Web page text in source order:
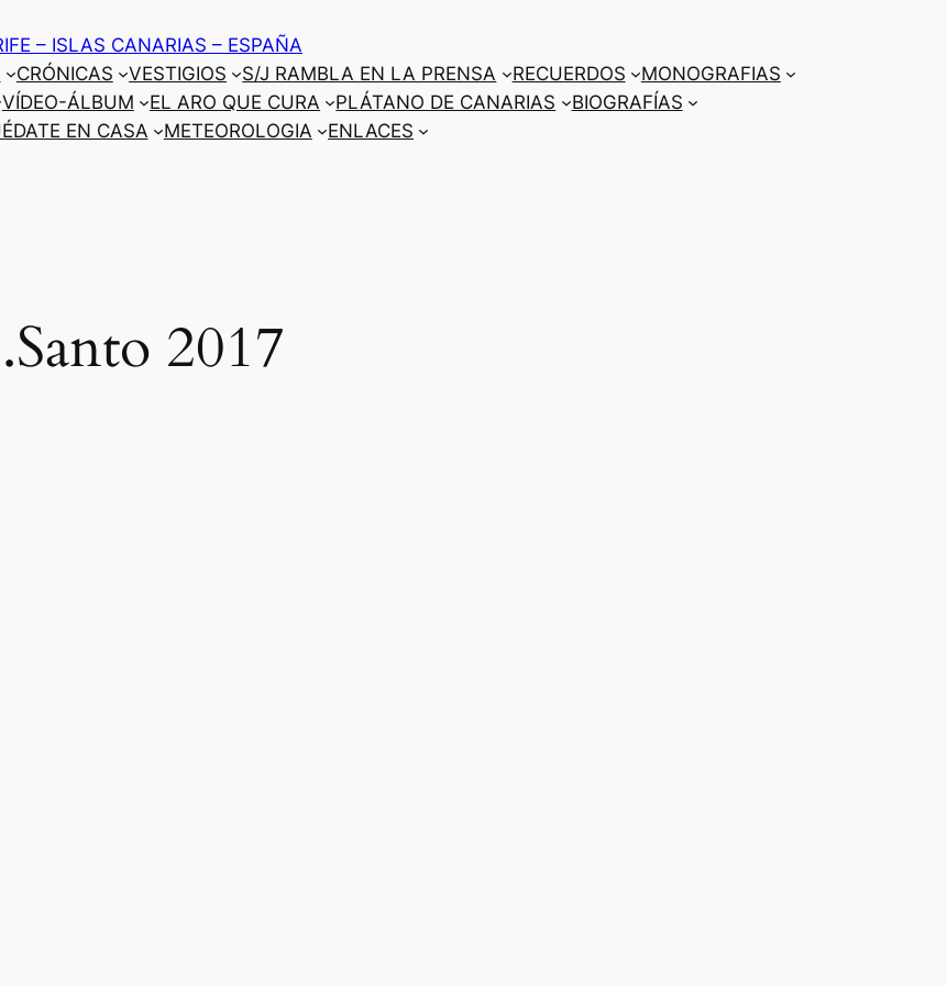
– ISLAS CANARIAS – ESPAÑA
CRÓNICAS VESTIGIOS S/J RAMBLA EN LA PRENSA RECUERDOS
MONOGRAFIAS
VÍDEO-ÁLBUM EL ARO QUE CURA PLÁTANO DE CANARIAS
BIOGRAFÍAS
EN CASA METEOROLOGIA ENLACES
2017